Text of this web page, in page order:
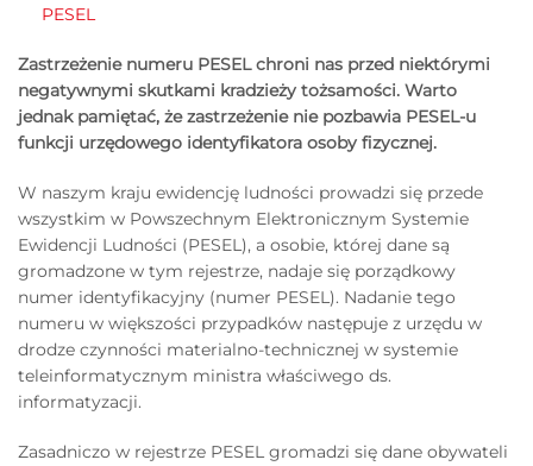
PESEL
Zastrzeżenie numeru PESEL chroni nas przed niektórymi
negatywnymi skutkami kradzieży tożsamości. Warto
jednak pamiętać, że zastrzeżenie nie pozbawia PESEL-u
funkcji urzędowego identyfikatora osoby fizycznej.
W naszym kraju ewidencję ludności prowadzi się przede
wszystkim w Powszechnym Elektronicznym Systemie
Ewidencji Ludności (PESEL), a osobie, której dane są
gromadzone w tym rejestrze, nadaje się porządkowy
numer identyfikacyjny (numer PESEL). Nadanie tego
numeru w większości przypadków następuje z urzędu w
drodze czynności materialno-technicznej w systemie
teleinformatycznym ministra właściwego ds.
informatyzacji.
Zasadniczo w rejestrze PESEL gromadzi się dane obywateli